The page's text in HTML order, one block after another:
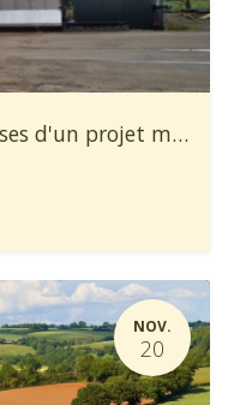
[Formation] Acquérir les bases d'un projet méthanisation
NOV.
20